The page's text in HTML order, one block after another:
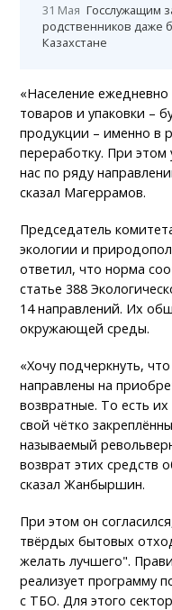
31 Мая Госслужащим
родственников даже
Казахстане
«Население ежедневно
товаров и упаковки –
продукции – именно в
переработку. При
нас по ряду
сказал Магеррамов.
Председатель
экологии и
ответил, что норма
статье 388
14 направлений. Их
окружающей среды.
«Хочу подчеркнуть,
направлены на
возвратные. То есть
свой чётко
называемый
возврат этих средств
сказал Жанбыршин.
При этом он
твёрдых бытовых
желать лучшего".
реализует программу
с ТБО. Для этого